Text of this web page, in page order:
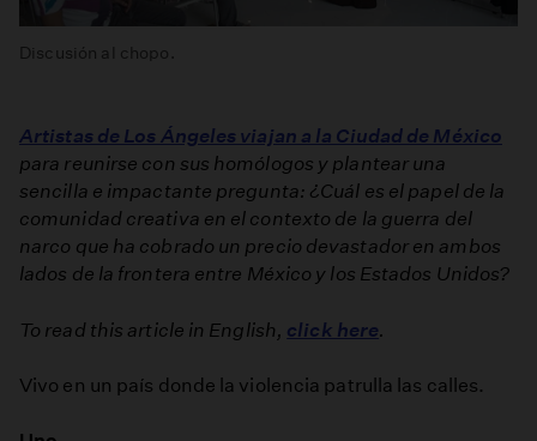
Discusión al chopo.
Artistas de Los Ángeles viajan a la Ciudad de México
para reunirse con sus homólogos y plantear una
sencilla e impactante pregunta: ¿Cuál es el papel de la
comunidad creativa en el contexto de la guerra del
narco que ha cobrado un precio devastador en ambos
lados de la frontera entre México y los Estados Unidos?
To read this article in English, click here.
Vivo en un país donde la violencia patrulla las calles.